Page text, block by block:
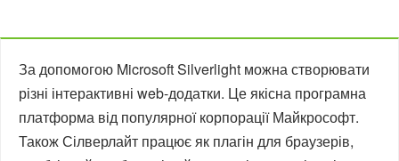
За допомогою Microsoft Silverlight можна створювати
різні інтерактивні web-додатки. Це якісна програмна
платформа від популярної корпорації Майкрософт.
Також Сілверлайт працює як плагін для браузерів,